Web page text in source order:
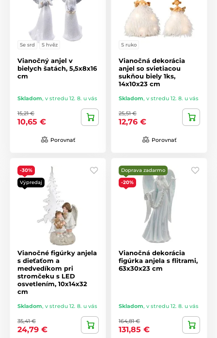
Se srd S hvěz
Vianočný anjel v
bielych šatách, 5,5x8x16
cm
Skladom, v stredu 12. 8. u vás
15,21 €
10,65 €
Porovnať
S ruko
Vianočná dekorácia
anjel so svietiacou
sukňou biely 1ks,
14x10x23 cm
Skladom, v stredu 12. 8. u vás
25,51 €
12,76 €
Porovnať
-30%
Výpredaj
Vianočné figúrky anjela
s dieťaťom a
medvedíkom pri
stromčeku s LED
osvetlením, 10x14x32
cm
Skladom, v stredu 12. 8. u vás
35,41 €
24,79 €
Doprava zadarmo
-20%
Vianočná dekorácia
figúrka anjela s flitrami,
63x30x23 cm
Skladom, v stredu 12. 8. u vás
164,81 €
131,85 €